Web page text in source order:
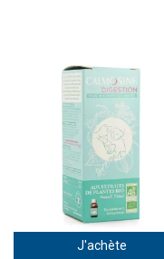
J'achète